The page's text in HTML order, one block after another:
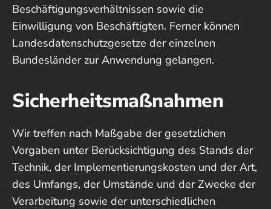
Beschäftigungsverhältnissen sowie die
Einwilligung von Beschäftigten. Ferner können
Landesdatenschutzgesetze der einzelnen
Bundesländer zur Anwendung gelangen.
Sicherheitsmaßnahmen
Wir treffen nach Maßgabe der gesetzlichen
Vorgaben unter Berücksichtigung des Stands der
Technik, der Implementierungskosten und der Art,
des Umfangs, der Umstände und der Zwecke der
Verarbeitung sowie der unterschiedlichen